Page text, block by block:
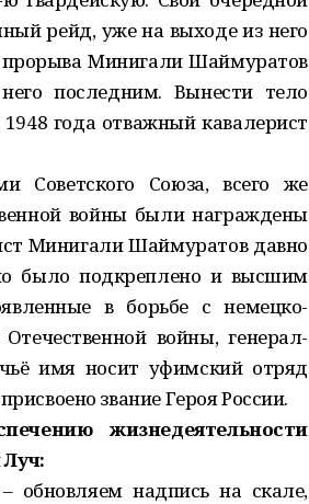
рейд, уже на выходе из него
прорыва Минигали Шаймуратов
последним. Вынести тело
года отважный кавалерист
Советского Союза, всего же
войны были награждены
Минигали Шаймуратов давно
было подкреплено и высшим
в борьбе с немецко-
войны, генерал-
имя носит уфимский отряд
звание Героя России.
жизнедеятельности
надпись на скале,